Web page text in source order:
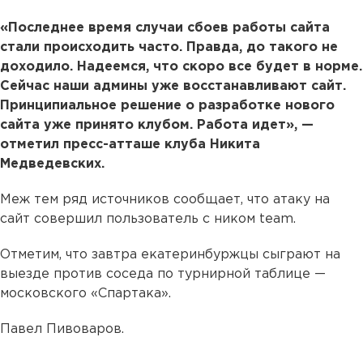
«Последнее время случаи сбоев работы сайта
стали происходить часто. Правда, до такого не
доходило. Надеемся, что скоро все будет в норме.
Сейчас наши админы уже восстанавливают сайт.
Принципиальное решение о разработке нового
сайта уже принято клубом. Работа идет», —
отметил пресс-атташе клуба Никита
Медведевских.
Меж тем ряд источников сообщает, что атаку на
сайт совершил пользователь с ником team.
Отметим, что завтра екатеринбуржцы сыграют на
выезде против соседа по турнирной таблице —
московского «Спартака».
Павел Пивоваров.